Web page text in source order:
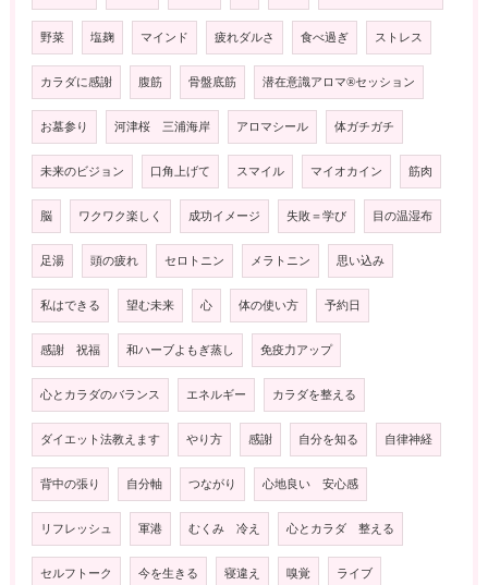
野菜 塩麹 マインド 疲れダルさ 食べ過ぎ ストレス
カラダに感謝 腹筋 骨盤底筋 潜在意識アロマ®️セッション
お墓参り 河津桜 三浦海岸 アロマシール 体ガチガチ
未来のビジョン 口角上げて スマイル マイオカイン 筋肉
脳 ワクワク楽しく 成功イメージ 失敗＝学び 目の温湿布
足湯 頭の疲れ セロトニン メラトニン 思い込み
私はできる 望む未来 心 体の使い方 予約日
感謝 祝福 和ハーブよもぎ蒸し 免疫力アップ
心とカラダのバランス エネルギー カラダを整える
ダイエット法教えます やり方 感謝 自分を知る 自律神経
背中の張り 自分軸 つながり 心地良い 安心感
リフレッシュ 軍港 むくみ 冷え 心とカラダ 整える
セルフトーク 今を生きる 寝違え 嗅覚 ライブ